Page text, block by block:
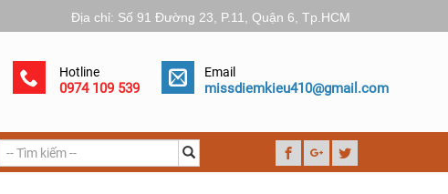
Địa chỉ: Số 91 Đường 23, P.11, Quận 6, Tp.HCM
Hotline
0974 109 539
Email
missdiemkieu410@gmail.com